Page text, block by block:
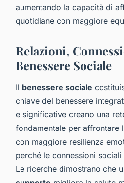
aumentando la capacità di
quotidiane con maggiore
Relazioni,
Benessere Sociale
Il benessere sociale
chiave del benessere
e significative creano una
fondamentale per affrontare
con maggiore resilienza
perché le connessioni
Le ricerche dimostrano che